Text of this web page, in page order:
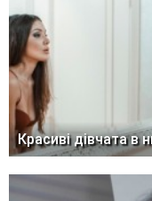
Красиві дівчата в